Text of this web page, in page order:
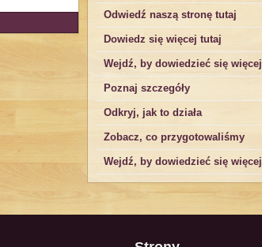
Odwiedź naszą stronę tutaj
Dowiedz się więcej tutaj
Wejdź, by dowiedzieć się więcej
Poznaj szczegóły
Odkryj, jak to działa
Zobacz, co przygotowaliśmy
Wejdź, by dowiedzieć się więcej